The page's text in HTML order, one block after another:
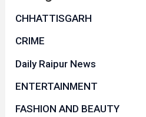
CHHATTISGARH
CRIME
Daily Raipur News
ENTERTAINMENT
FASHION AND BEAUTY